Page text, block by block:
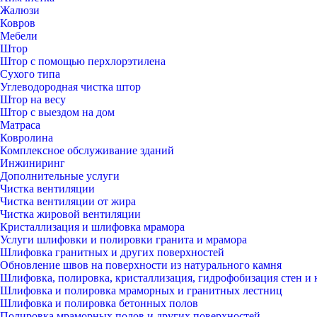
Жалюзи
Ковров
Мебели
Штор
Штор с помощью перхлорэтилена
Сухого типа
Углеводородная чистка штор
Штор на весу
Штор с выездом на дом
Матраса
Ковролина
Комплексное обслуживание зданий
Инжиниринг
Дополнительные услуги
Чистка вентиляции
Чистка вентиляции от жира
Чистка жировой вентиляции
Кристаллизация и шлифовка мрамора
Услуги шлифовки и полировки гранита и мрамора
Шлифовка гранитных и других поверхностей
Обновление швов на поверхности из натурального камня
Шлифовка, полировка, кристаллизация, гидрофобизация стен и
Шлифовка и полировка мраморных и гранитных лестниц
Шлифовка и полировка бетонных полов